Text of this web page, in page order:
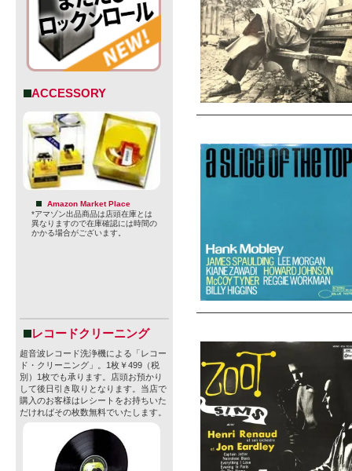
ACCESSORY
Amazon Market Place
*アマゾン出品商品は店頭在庫とは
異なりますので在庫確認には時間の
かかる場合がございます。
レコードクリーニング
超音波レコード洗浄機による「レコー
ド・クリーニング」。1枚￥499（税
別）1枚でも承ります。店頭お預かり
して後日引き取りとなります。当店で
購入のお客様はレシートをお持ちいた
だければその枚数無料でいたします。